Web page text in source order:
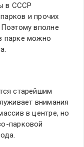
в СССР
и прочих
вполне
парке можно
старейшим
внимания
в центре, но
парковой